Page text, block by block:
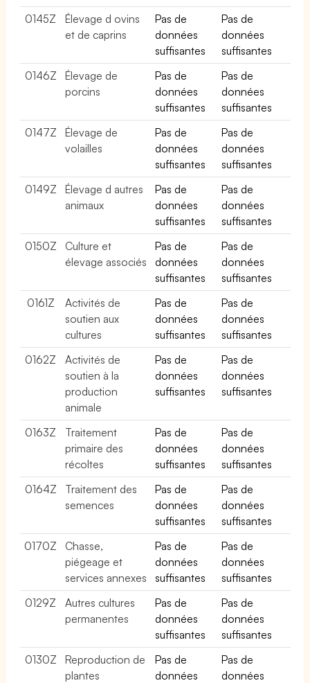
0145Z
Élevage d ovins
et de caprins
Pas de
données
suffisantes
Pas de
données
suffisantes
0146Z
Élevage de
porcins
Pas de
données
suffisantes
Pas de
données
suffisantes
0147Z
Élevage de
volailles
Pas de
données
suffisantes
Pas de
données
suffisantes
0149Z
Élevage d autres
animaux
Pas de
données
suffisantes
Pas de
données
suffisantes
0150Z
Culture et
élevage associés
Pas de
données
suffisantes
Pas de
données
suffisantes
0161Z
Activités de
soutien aux
cultures
Pas de
données
suffisantes
Pas de
données
suffisantes
0162Z
Activités de
soutien à la
production
animale
Pas de
données
suffisantes
Pas de
données
suffisantes
0163Z
Traitement
primaire des
récoltes
Pas de
données
suffisantes
Pas de
données
suffisantes
0164Z
Traitement des
semences
Pas de
données
suffisantes
Pas de
données
suffisantes
0170Z
Chasse,
piégeage et
services annexes
Pas de
données
suffisantes
Pas de
données
suffisantes
0129Z
Autres cultures
permanentes
Pas de
données
suffisantes
Pas de
données
suffisantes
0130Z
Reproduction de
plantes
Pas de
données
Pas de
données